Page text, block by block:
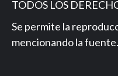
TODOS LOS
Se permite la
mencionando la fuente.